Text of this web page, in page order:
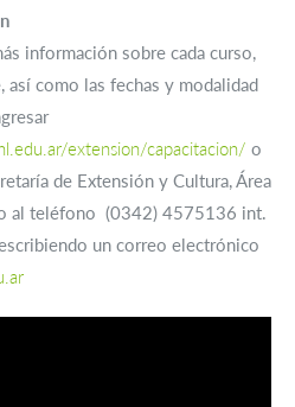
información sobre cada curso,
así como las fechas y modalidad
extension/capacitacion/ o
de Extensión y Cultura, Área
al teléfono (0342) 4575136 int.
un correo electrónico